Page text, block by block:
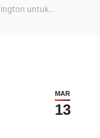
untuk…
MAR
13